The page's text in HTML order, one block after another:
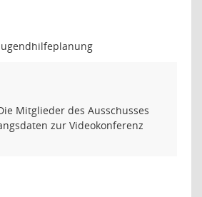
Mitglieder des Ausschusses
zur Videokonferenz